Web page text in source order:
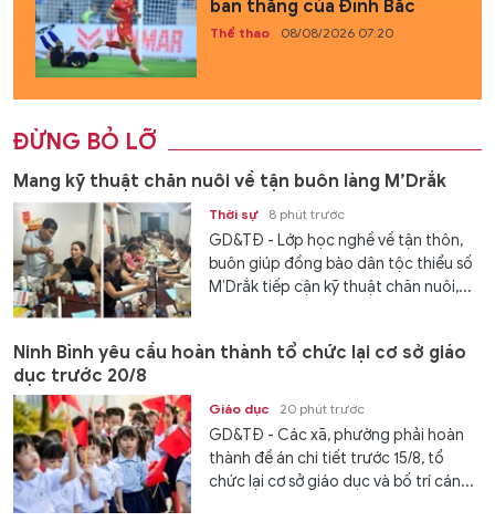
bàn thắng của Đình Bắc
Thể thao 08/08/2026 07:20
ĐỪNG BỎ LỠ
Mang kỹ thuật chăn nuôi về tận buôn làng M’Drắk
Thời sự 8 phút trước
GD&TĐ - Lớp học nghề về tận thôn,
buôn giúp đồng bào dân tộc thiểu số
M’Drắk tiếp cận kỹ thuật chăn nuôi,...
Ninh Bình yêu cầu hoàn thành tổ chức lại cơ sở giáo
dục trước 20/8
Giáo dục 20 phút trước
GD&TĐ - Các xã, phường phải hoàn
thành đề án chi tiết trước 15/8, tổ
chức lại cơ sở giáo dục và bố trí cán...